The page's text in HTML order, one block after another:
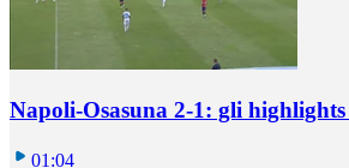
Napoli-Osasuna 2-1: gli
01:04